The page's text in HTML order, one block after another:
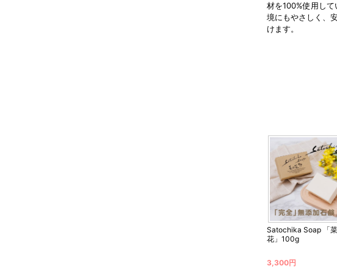
材を100%使用し
境にもやさしく、
けます。
Satochika Soap 「
花」100g
3,300円